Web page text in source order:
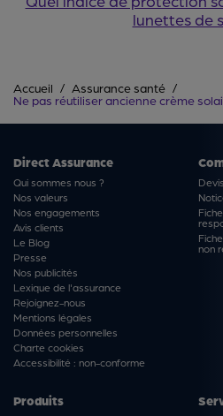
lunettes de
Accueil
Assurance santé
Ne pas réutiliser ancienne crème
Direct Assurance
Qui sommes nous ?
Nos valeurs
Nos engagements
Avis clients
Le Blog
Presse
Nos publicités
Lexique de l'assurance
Rejoignez-nous
Mentions légales
Données personnelles
Charte cookies
Accessibilité : non-conforme
non
Produits